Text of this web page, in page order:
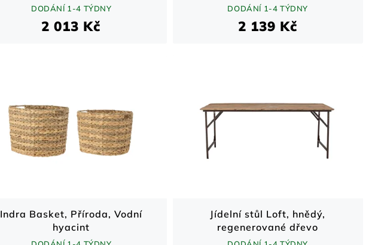
DODÁNÍ 1-4 TÝDNY
2 013 Kč
DODÁNÍ 1-4 TÝDNY
2 139 Kč
Indra Basket, Příroda, Vodní
hyacint
Jídelní stůl Loft, hnědý,
regenerované dřevo